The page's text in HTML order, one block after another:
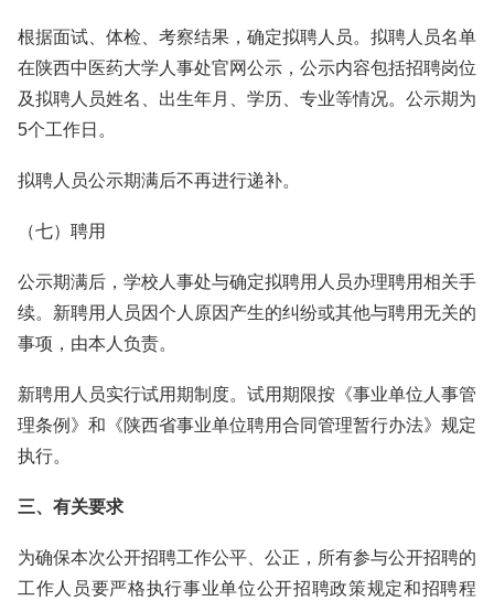
根据面试、体检、考察结果，确定拟聘人员。拟聘人员名单
在陕西中医药大学人事处官网公示，公示内容包括招聘岗位
及拟聘人员姓名、出生年月、学历、专业等情况。公示期为
5个工作日。
拟聘人员公示期满后不再进行递补。
（七）聘用
公示期满后，学校人事处与确定拟聘用人员办理聘用相关手
续。新聘用人员因个人原因产生的纠纷或其他与聘用无关的
事项，由本人负责。
新聘用人员实行试用期制度。试用期限按《事业单位人事管
理条例》和《陕西省事业单位聘用合同管理暂行办法》规定
执行。
三、有关要求
为确保本次公开招聘工作公平、公正，所有参与公开招聘的
工作人员要严格执行事业单位公开招聘政策规定和招聘程